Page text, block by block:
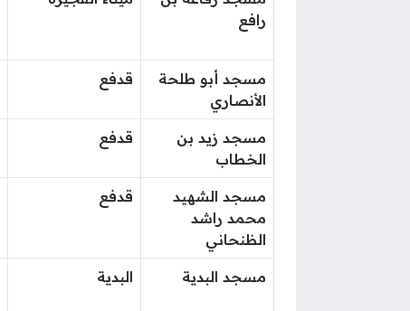
رافع
مسجد أبو طلحة
الأنصاري
قدفع
مسجد زيد بن
الخطاب
قدفع
مسجد الشهيد
محمد راشد
الظنحاني
قدفع
مسجد البدية البدية